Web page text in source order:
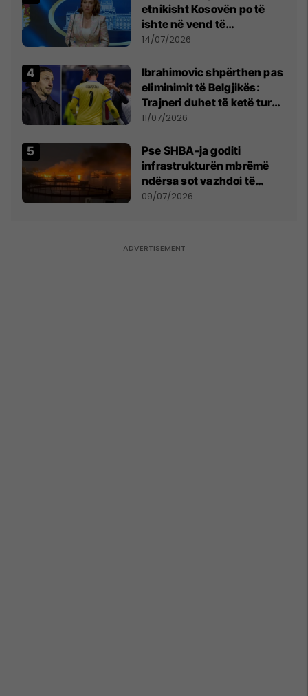
etnikisht Kosovën po të
ishte në vend të
Millosheviqit, Lëvizja e
kërkon shkarkimin e
menjëhershëm të
Snezhana Paunoviq
14/07/2026
Ibrahimovic shpërthen pas
eliminimit të Belgjikës:
Trajneri duhet të ketë turp,
ai lojtar se meritoi të luante
11/07/2026
Pse SHBA-ja goditi
infrastrukturën mbrëmë
ndërsa sot vazhdoi të
zmbrapsë sulmet iraniane
09/07/2026